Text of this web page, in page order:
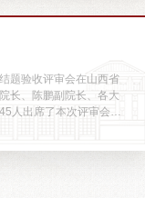
题验收评审会在山西省
长、陈鹏副院长、各大
人出席了本次评审会。